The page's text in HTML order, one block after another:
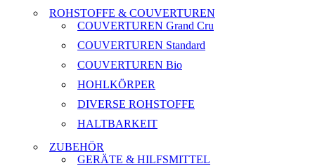
ROHSTOFFE & COUVERTUREN
COUVERTUREN Grand Cru
COUVERTUREN Standard
COUVERTUREN Bio
HOHLKÖRPER
DIVERSE ROHSTOFFE
HALTBARKEIT
ZUBEHÖR
GERÄTE & HILFSMITTEL